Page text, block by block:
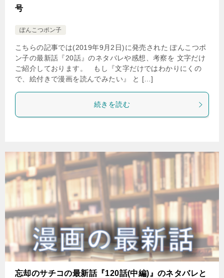
号
ぽんこつポン子
こちらの記事では(2019年9月2日)に発売された ぽんこつポ
ン子の最新話『20話』のネタバレや感想、考察を 文字だけ
ご紹介しております。 もし『文字だけではわかりにくの
で、絵付きで漫画を読んでみたい』 と […]
続きを読む
忘却のサチコの最新話『120話(中編)』のネタバレと